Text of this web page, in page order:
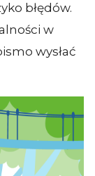
błędów.
w
wysłać